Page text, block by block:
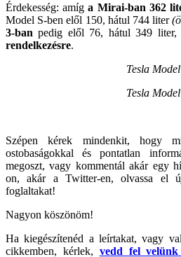
Érdekesség: amíga Mirai-ban 362
Model S-ben elől 150, hátul 744 liter
3-ban pedig elől 76, hátul 349 liter,
rendelkezésre.
Tesla
Tesla
Szépen kérek mindenkit, hogy
ostobaságokkal és pontatlan
megoszt, vagy kommentál akár egy
on, akár a Twitter-en, olvassa el
foglaltakat!
Nagyon köszönöm!
Ha kiegészítenéd a leírtakat, vagy
cikkemben, kérlek, vedd fel